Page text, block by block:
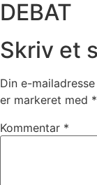
DEBAT
Skriv et
Din e-
er markeret med *
Kommentar *